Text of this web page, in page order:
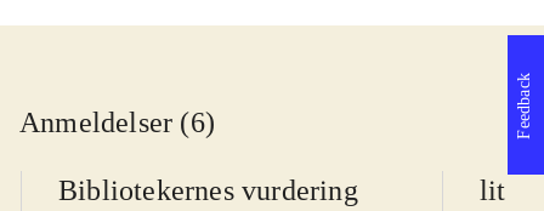
Anmeldelser (6)
Bibliotekernes vurdering
Feedback